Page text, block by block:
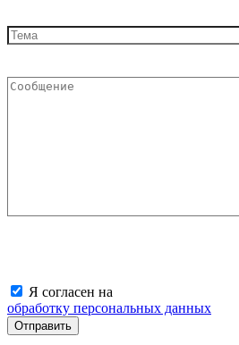
Я согласен на
обработку персональных данных